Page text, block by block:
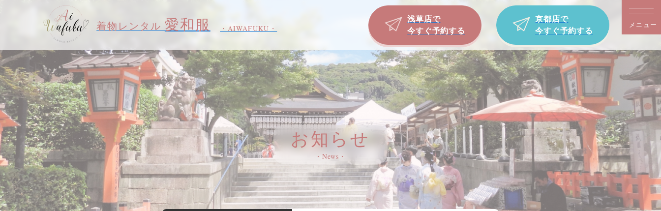
着物レンタル 愛和服 ・AIWAFUKU・
浅草店で
今すぐ予約する
京都店で
今すぐ予約する
メニュー
お知らせ
・News・